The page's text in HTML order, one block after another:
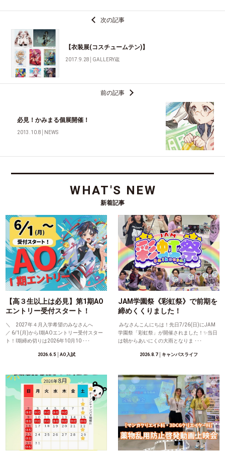
次の記事
【衣装展(コスチュームテン)】
2017.9.28 GALLERY蔵
前の記事
必見！かみまる個展開催！
2013.10.8 NEWS
WHAT'S NEW
新着記事
【高３生以上は必見】第1期AO
エントリー受付スタート！
＼ 2027年４月入学希望のみなさんへ
／ 6/1(月)からⅠ期AOエントリー受付スター
ト！Ⅰ期締め切りは2026年10月10 ･･･
2026.6.5│AO入試
JAM学園祭《彩虹祭》で前期を
締めくくりました！
みなさんこんにちは！先日7/26(日)にJAM
学園祭「彩虹祭」が開催されました！✨当日
は朝からあいにくの大雨となりま ･･･
2026.8.7│キャンパスライフ